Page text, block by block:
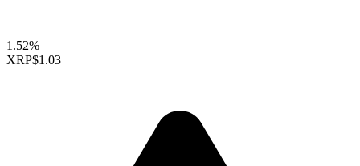
1.52%
XRP$1.03